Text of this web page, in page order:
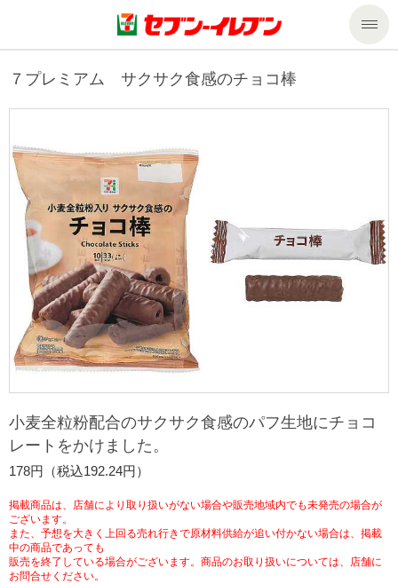
商品のご案内
来週の新商品
商品カテゴリ一覧
セブンプレミアム
食の安全・安心への取組み
ギフト
プリペイドカード・金券
ニンテンドー・ダウンロードカード
サービス
サービストップ
nanacoトップ
マルチコピー機でできること
マルチコピー機でできることトップ
コピー
プリント
スキャン
ファクス
便利なサービス
宅配便
切手・はがき・印紙
セブン銀行ATM
ご利用可能なお支払い方法
チケットサービス
セブンチケット
チケットぴあ
イープラス
セブン‐イレブンでお受取り
タワーレコード
セブンネットショッピング
停電時のサービス停止のお知らせ
企業情報
企業情報トップ
ニュースリリース
ごあいさつ
企業理念
会社概要
貸借対照表・損益計算書
沿革
私たちの取組み
サステナビリティ
セブン＆アイ・ホールディングスの重点課題
サステナビリティ活動基本方針
サステナビリティ推進体制
GREEN CHALLENGE 2050
加盟店オーナー募集
店舗検索
ネットショッピング
お問い合わせ
７プレミアム サクサク食感のチョコ棒
小麦全粒粉配合のサクサク食感のパフ生地にチョコ
レートをかけました。
178円（税込192.24円）
掲載商品は、店舗により取り扱いがない場合や販売地域内でも未発売の場合が
ございます。
また、予想を大きく上回る売れ行きで原材料供給が追い付かない場合は、掲載
中の商品であっても
販売を終了している場合がございます。商品のお取り扱いについては、店舗に
お問合せください。